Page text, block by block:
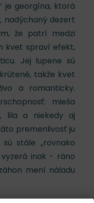
je georgína, ktorá
nadýchaný dezert
že patrí medzi
kvet spraví efekt,
Jej lupene sú
takže kvet
a romanticky.
mieša
lila a niekedy aj
premenlivosť ju
stále „rovnako
inak - ráno
mení náladu